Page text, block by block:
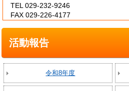
TEL 029-232-9246
FAX 029-226-4177
活動報告
令和8年度